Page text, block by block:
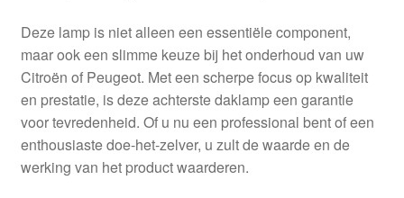
Mijn account
Over ons
Privacybeleid
Deze lamp is niet alleen een essentiële component,
maar ook een slimme keuze bij het onderhoud van uw
Citroën of Peugeot. Met een scherpe focus op kwaliteit
en prestatie, is deze achterste daklamp een garantie
voor tevredenheid. Of u nu een professional bent of een
enthousiaste doe-het-zelver, u zult de waarde en de
werking van het product waarderen.